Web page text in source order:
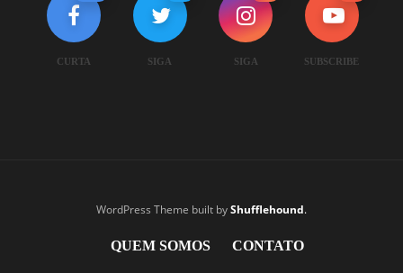
CURTA SIGA SIGA SUBSCRIBE
WordPress Theme built byShufflehound.
QUEM SOMOS CONTATO